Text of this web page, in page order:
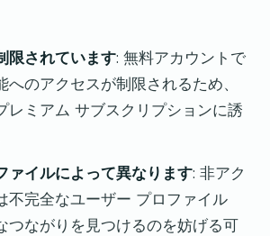
限されています: 無料アカウントで
へのアクセスが制限されるため、
レミアム サブスクリプションに誘
ァイルによって異なります: 非アク
不完全なユーザー プロファイル
つながりを見つけるのを妨げる可